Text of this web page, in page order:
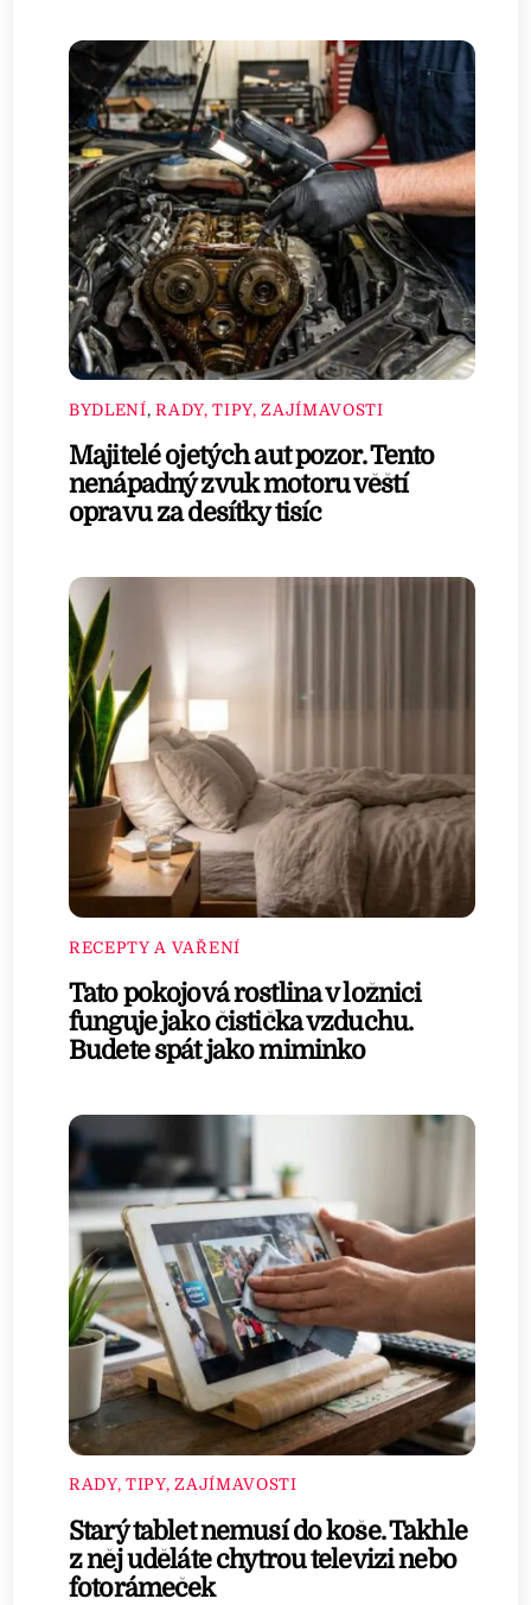
BYDLENÍ,RADY, TIPY, ZAJÍMAVOSTI
Majitelé ojetých aut pozor. Tento
nenápadný zvuk motoru věští
opravu za desítky tisíc
RECEPTY A VAŘENÍ
Tato pokojová rostlina v ložnici
funguje jako čistička vzduchu.
Budete spát jako miminko
RADY, TIPY, ZAJÍMAVOSTI
Starý tablet nemusí do koše. Takhle
z něj uděláte chytrou televizi nebo
fotorámeček